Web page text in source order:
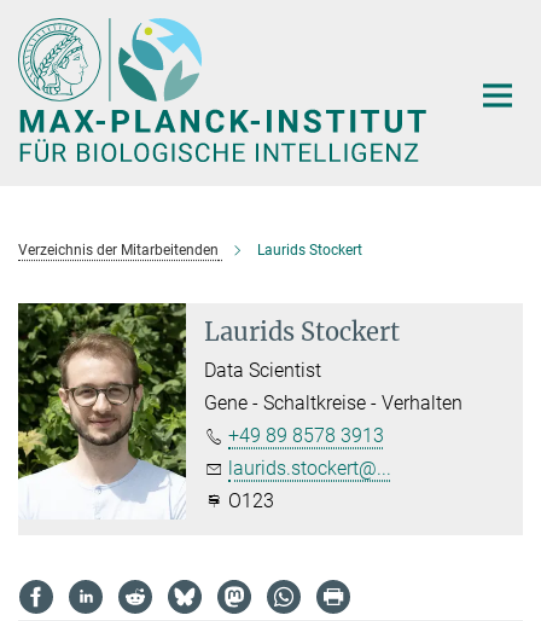
Hauptinhalt
Verzeichnis der Mitarbeitenden Laurids Stockert
Laurids Stockert
Data Scientist
Gene - Schaltkreise - Verhalten
+49 89 8578 3913
laurids.stockert@...
O123